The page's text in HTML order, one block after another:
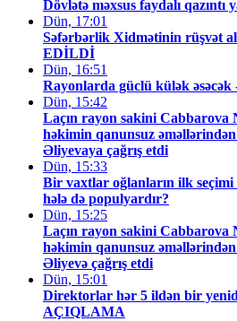
Dövlətə məxsus faydalı qazıntı
Dün, 17:01
Səfərbərlik Xidmətinin rüşvət
EDİLDİ
Dün, 16:51
Rayonlarda güclü külək əsəcək
Dün, 15:42
Laçın rayon sakini Cabbarova
həkimin qanunsuz
Əliyevaya çağrış etdi
Dün, 15:33
Bir vaxtlar oğlanların ilk seçimi
hələ də populyardır?
Dün, 15:25
Laçın rayon sakini Cabbarova
həkimin qanunsuz
Əliyevə çağrış etdi
Dün, 15:01
Direktorlar hər 5 ildən bir
AÇIQLAMA